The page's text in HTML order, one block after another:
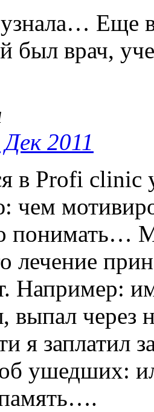
узнала… Еще
был врач,
2011
в Profi clinic
чем
понимать…
лечение
Например:
выпал через
я заплатил
ушедших: